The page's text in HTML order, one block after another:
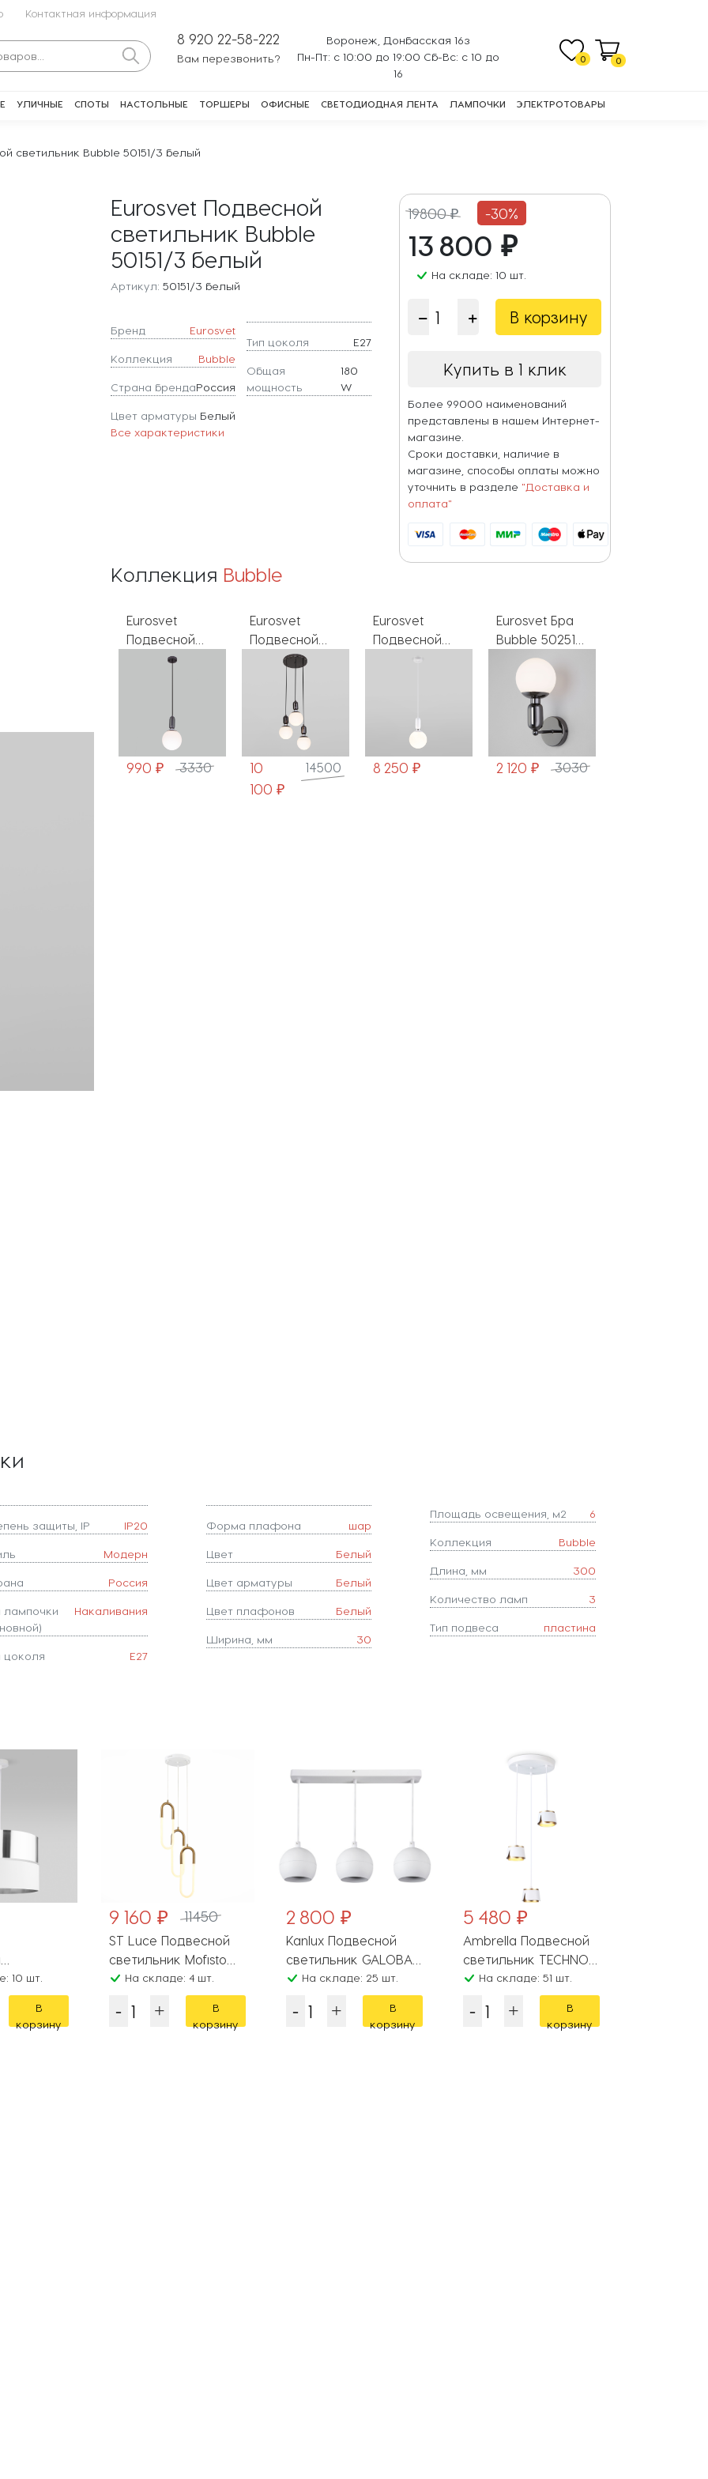
Контактная информация
8 920 22-58-222
Вам перезвонить?
Воронеж, Донбасская 16з
Пн-Пт: с 10:00 до 19:00 Сб-Вс: с 10 до
16
0 0
УЛИЧНЫЕ СПОТЫ НАСТОЛЬНЫЕ ТОРШЕРЫ ОФИСНЫЕ СВЕТОДИОДНАЯ ЛЕНТА ЛАМПОЧКИ ЭЛЕКТРОТОВАРЫ
светильник Bubble 50151/3 белый
Eurosvet Подвесной
светильник Bubble
50151/3 белый
Артикул: 50151/3 белый
Бренд Eurosvet
Коллекция Bubble
Страна брендаРоссия
Цвет арматуры Белый
Тип цоколя E27
Общая
мощность
180
W
Все характеристики
19800 ₽ -30%
13 800 ₽
На складе: 10 шт.
В корзину
Купить в 1 клик
Более 99000 наименований
представлены в нашем Интернет-
магазине.
Сроки доставки, наличие в
магазине, способы оплаты можно
уточнить в разделе "Доставка и
оплата"
Коллекция Bubble
Eurosvet
Подвесной
светильник
жемчуг
10
14500
Eurosvet
Подвесной
светильник
Bubble 50197/1
белый
8 250 ₽
Eurosvet Бра
Bubble 50251/1
черный
2 120 ₽
Eurosvet
Подвесной
светильник
Bubble 50151/1
6 980 ₽
защиты, IP IP20
Модерн
Россия
лампочки
Накаливания
цоколя E27
Форма плафона шар
Цвет Белый
Цвет арматуры Белый
Цвет плафонов Белый
Ширина, мм 30
Площадь освещения, м2 6
Коллекция Bubble
Длина, мм 300
Количество ламп 3
Тип подвеса пластина
Hilton 534
10 шт.
В
корзину
9 160 ₽ 11450
ST Luce Подвесной
светильник Mofisto
SL1579.303.03
На складе: 4 шт.
В
корзину
2 800 ₽
Kanlux Подвесной
светильник GALOBA
33684
На складе: 25 шт.
В
корзину
5 480 ₽
Ambrella Подвесной
светильник TECHNO
SPOT TN71249
На складе: 51 шт.
В
корзину